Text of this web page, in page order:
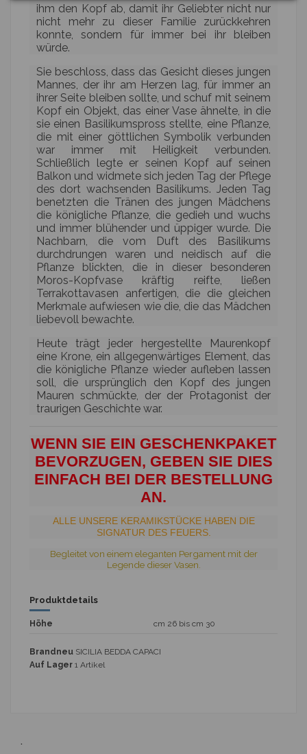
ihm den Kopf ab, damit ihr Geliebter nicht nur
nicht mehr zu dieser Familie zurückkehren
konnte, sondern für immer bei ihr bleiben
würde.
Sie beschloss, dass das Gesicht dieses jungen
Mannes, der ihr am Herzen lag, für immer an
ihrer Seite bleiben sollte, und schuf mit seinem
Kopf ein Objekt, das einer Vase ähnelte, in die
sie einen Basilikumspross stellte, eine Pflanze,
die mit einer göttlichen Symbolik verbunden
war immer mit Heiligkeit verbunden.
Schließlich legte er seinen Kopf auf seinen
Balkon und widmete sich jeden Tag der Pflege
des dort wachsenden Basilikums. Jeden Tag
benetzten die Tränen des jungen Mädchens
die königliche Pflanze, die gedieh und wuchs
und immer blühender und üppiger wurde. Die
Nachbarn, die vom Duft des Basilikums
durchdrungen waren und neidisch auf die
Pflanze blickten, die in dieser besonderen
Moros-Kopfvase kräftig reifte, ließen
Terrakottavasen anfertigen, die die gleichen
Merkmale aufwiesen wie die, die das Mädchen
liebevoll bewachte.
Heute trägt jeder hergestellte Maurenkopf
eine Krone, ein allgegenwärtiges Element, das
die königliche Pflanze wieder aufleben lassen
soll, die ursprünglich den Kopf des jungen
Mauren schmückte, der der Protagonist der
traurigen Geschichte war.
WENN SIE EIN GESCHENKPAKET
BEVORZUGEN, GEBEN SIE DIES
EINFACH BEI DER BESTELLUNG
AN.
ALLE UNSERE KERAMIKSTÜCKE HABEN DIE
SIGNATUR DES FEUERS.
Begleitet von einem eleganten Pergament mit der
Legende dieser Vasen.
Produktdetails
Höhe cm 26 bis cm 30
Brandneu SICILIA BEDDA CAPACI
Auf Lager 1 Artikel
.